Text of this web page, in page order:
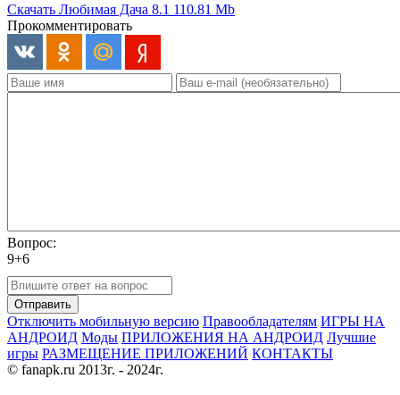
Скачать Любимая Дача 8.1 110.81 Mb
Прокомментировать
Вопрос:
9+6
Отправить
Отключить мобильную версию Правообладателям ИГРЫ НА
АНДРОИД Моды ПРИЛОЖЕНИЯ НА АНДРОИД Лучшие
игры РАЗМЕЩЕНИЕ ПРИЛОЖЕНИЙ КОНТАКТЫ
© fanapk.ru 2013г. - 2024г.